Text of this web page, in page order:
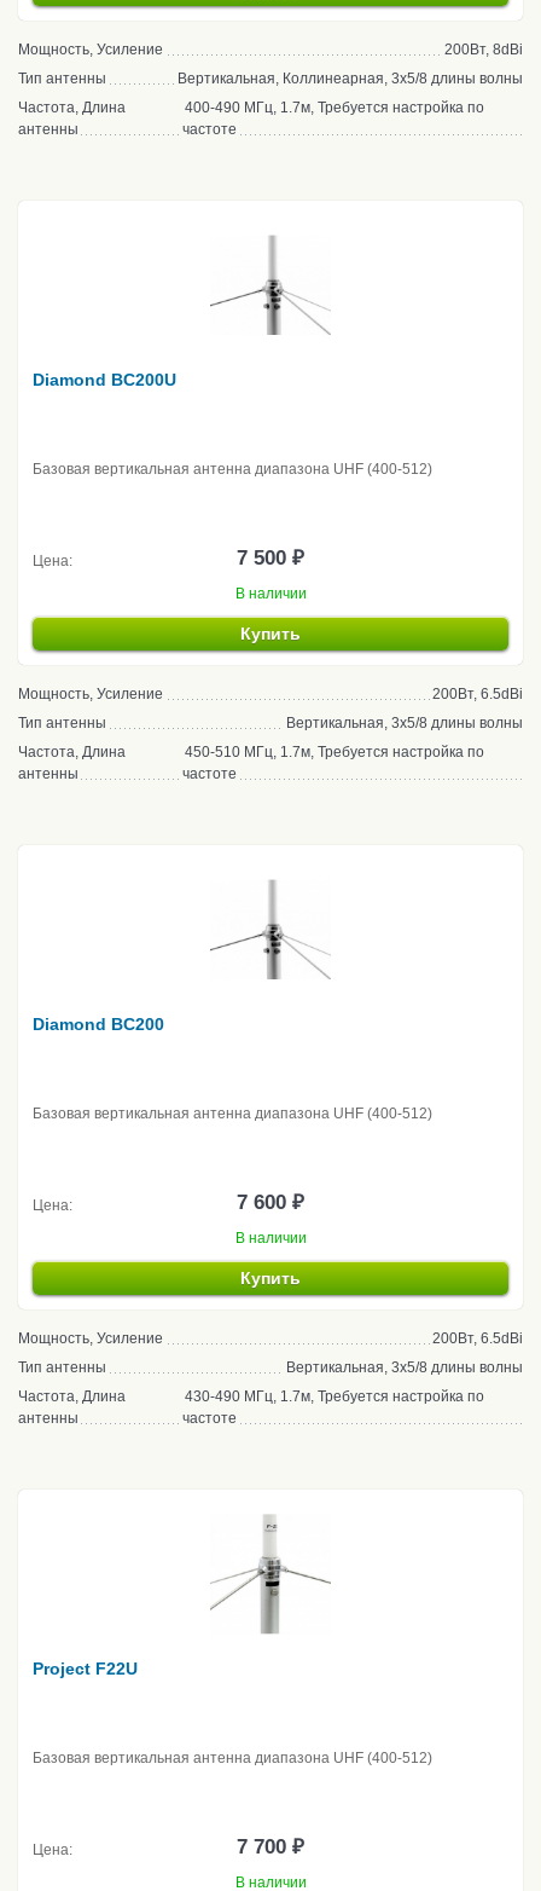
Мощность, Усиление
200Вт, 8dBi
Тип антенны
Вертикальная, Коллинеарная, 3x5/8 длины волны
Частота, Длина
антенны
400-490 МГц, 1.7м, Требуется настройка по
частоте
Diamond BC200U
Базовая вертикальная антенна диапазона UHF (400-512)
Цена: 7 500 ₽
В наличии
Купить
Мощность, Усиление
200Вт, 6.5dBi
Тип антенны
Вертикальная, 3x5/8 длины волны
Частота, Длина
антенны
450-510 МГц, 1.7м, Требуется настройка по
частоте
Diamond BC200
Базовая вертикальная антенна диапазона UHF (400-512)
Цена: 7 600 ₽
В наличии
Купить
Мощность, Усиление
200Вт, 6.5dBi
Тип антенны
Вертикальная, 3x5/8 длины волны
Частота, Длина
антенны
430-490 МГц, 1.7м, Требуется настройка по
частоте
Project F22U
Базовая вертикальная антенна диапазона UHF (400-512)
Цена: 7 700 ₽
В наличии